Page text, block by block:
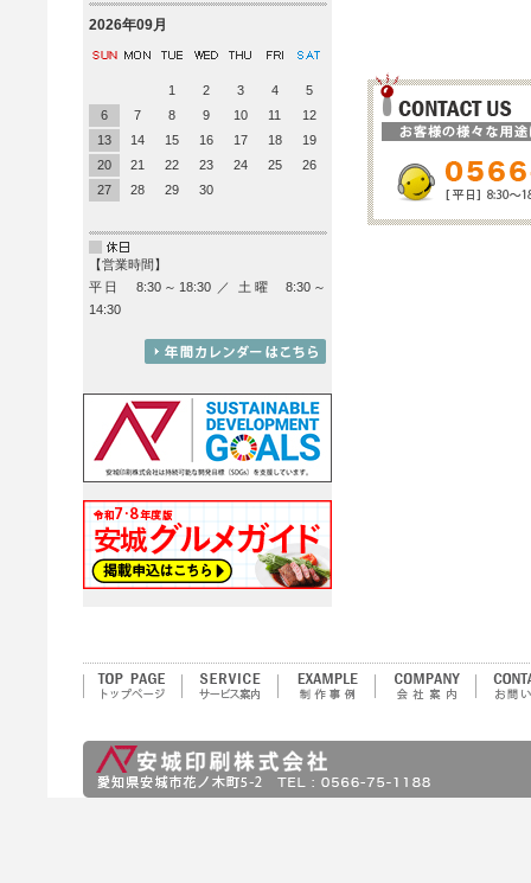
2026年09月
1 2 3 4
5
6
7 8 9 10 11
12
13
14 15 16 17 18
19
20
21 22 23 24 25
26
27
28 29 30
【営業時間】
平日 8:30～18:30 ／ 土曜 8:30～
14:30